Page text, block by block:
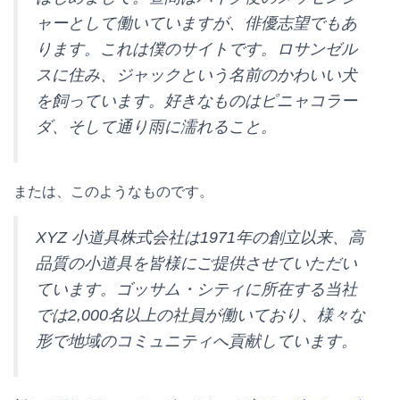
ャーとして働いていますが、俳優志望でもあ
ります。これは僕のサイトです。ロサンゼル
スに住み、ジャックという名前のかわいい犬
を飼っています。好きなものはピニャコラー
ダ、そして通り雨に濡れること。
または、このようなものです。
XYZ 小道具株式会社は1971年の創立以来、高
品質の小道具を皆様にご提供させていただい
ています。ゴッサム・シティに所在する当社
では2,000名以上の社員が働いており、様々な
形で地域のコミュニティへ貢献しています。